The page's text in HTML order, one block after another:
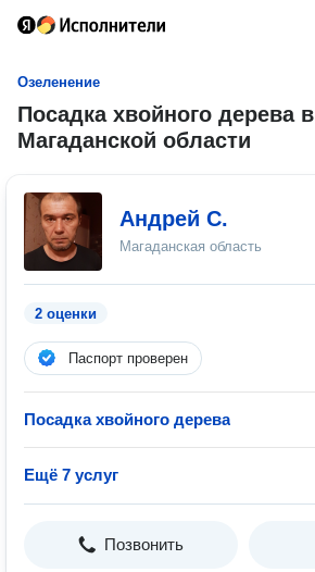
Озеленение
Посадка хвойного дерева в
Магаданской области
Андрей С.
Магаданская область
2 оценки
Паспорт проверен
Посадка хвойного дерева
Ещё 7 услуг
Позвонить